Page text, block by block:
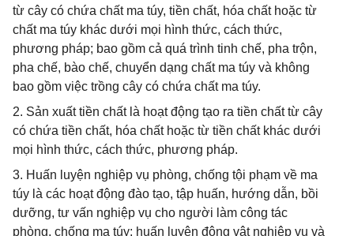
từ cây có chứa chất ma túy, tiền chất, hóa chất hoặc từ
chất ma túy khác dưới mọi hình thức, cách thức,
phương pháp; bao gồm cả quá trình tinh chế, pha trộn,
pha chế, bào chế, chuyển dạng chất ma túy và không
bao gồm việc trồng cây có chứa chất ma túy.
2. Sản xuất tiền chất là hoạt động tạo ra tiền chất từ cây
có chứa tiền chất, hóa chất hoặc từ tiền chất khác dưới
mọi hình thức, cách thức, phương pháp.
3. Huấn luyện nghiệp vụ phòng, chống tội phạm về ma
túy là các hoạt động đào tạo, tập huấn, hướng dẫn, bồi
dưỡng, tư vấn nghiệp vụ cho người làm công tác
phòng, chống ma túy; huấn luyện động vật nghiệp vụ và